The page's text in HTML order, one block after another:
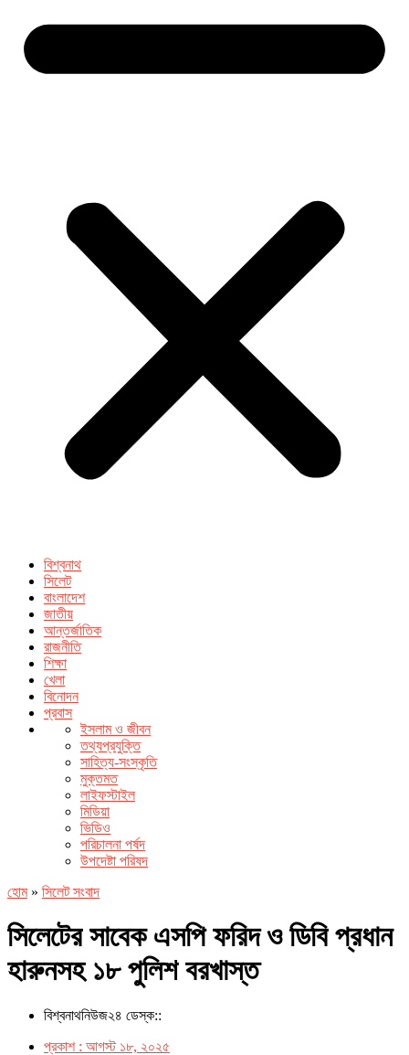
বিশ্বনাথ
সিলেট
বাংলাদেশ
জাতীয়
আন্তর্জাতিক
রাজনীতি
শিক্ষা
খেলা
বিনোদন
প্রবাস
ইসলাম ও জীবন
তথ্যপ্রযুক্তি
সাহিত্য-সংস্কৃতি
মুক্তমত
লাইফস্টাইল
মিডিয়া
ভিডিও
পরিচালনা পর্ষদ
উপদেষ্টা পরিষদ
হোম» সিলেট সংবাদ
সিলেটের সাবেক এসপি ফরিদ ও ডিবি প্রধান
হারুনসহ ১৮ পুলিশ বরখাস্ত
বিশ্বনাথনিউজ২৪ ডেস্ক::
প্রকাশ : আগস্ট ১৮, ২০২৫